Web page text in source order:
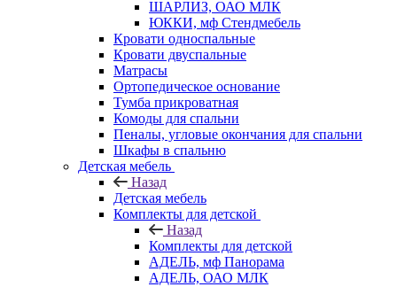
ШАРЛИЗ, ОАО МЛК
ЮККИ, мф Стендмебель
Кровати односпальные
Кровати двуспальные
Матрасы
Ортопедическое основание
Тумба прикроватная
Комоды для спальни
Пеналы, угловые окончания для спальни
Шкафы в спальню
Детская мебель
Назад
Детская мебель
Комплекты для детской
Назад
Комплекты для детской
АДЕЛЬ, мф Панорама
АДЕЛЬ, ОАО МЛК